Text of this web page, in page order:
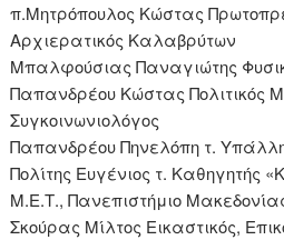
π.Μητρόπουλος Κώστας
Αρχιερατικός Καλαβρύτων
Μπαλφούσιας Παναγιώτης
Παπανδρέου Κώστας Πολιτικός
Συγκοινωνιολόγος
Παπανδρέου Πηνελόπη τ.
Πολίτης Ευγένιος τ. Καθηγητής
Μ.Ε.Τ., Πανεπιστήμιο
Σκούρας Μίλτος Εικαστικός,